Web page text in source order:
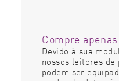
Compre
Devido à sua
nossos leitores de
podem ser